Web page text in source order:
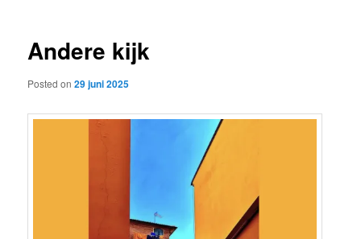
content
Andere kijk
Posted on29 juni 2025